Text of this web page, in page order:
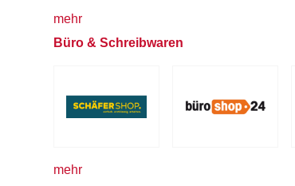
mehr
Büro & Schreibwaren
mehr